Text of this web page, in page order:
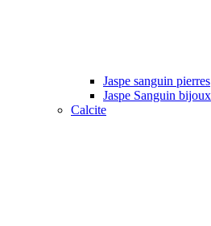
Jaspe sanguin pierres
Jaspe Sanguin bijoux
Calcite